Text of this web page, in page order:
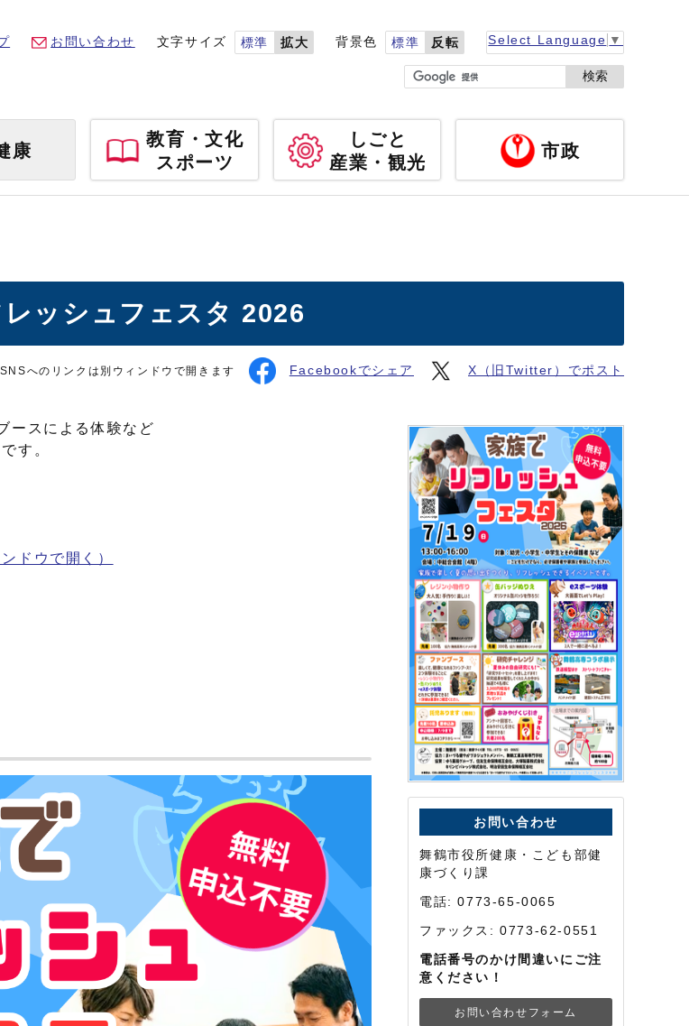
お問い合わせ 文字サイズ 標準 拡大 背景色 標準 反転 Select Language ▼
検索
康
教育・文化
スポーツ
しごと
産業・観光
市政
レッシュフェスタ 2026
SNSへのリンクは別ウィンドウで開きます Facebookでシェア X（旧Twitter）でポスト
ースによる体験など
す。
ンドウで開く）
お問い合わせ
舞鶴市役所健康・こども部健
康づくり課
電話: 0773-65-0065
ファックス: 0773-62-0551
電話番号のかけ間違いにご注
意ください！
お問い合わせフォーム